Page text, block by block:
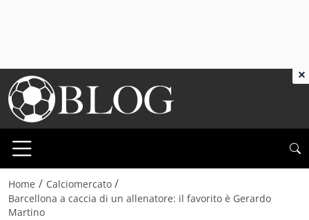
Home / Calciomercato /
Barcellona a caccia di un allenatore: il favorito è Gerardo
Martino
×